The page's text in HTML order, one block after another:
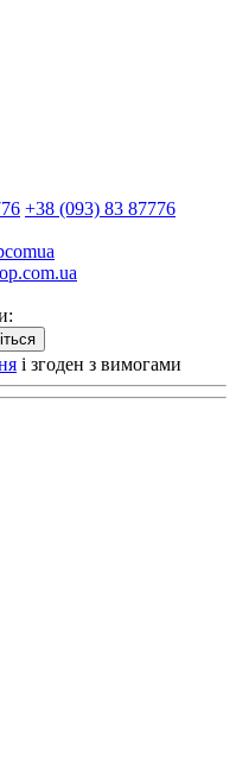
+38 (093) 83 87776
і згоден з вимогами